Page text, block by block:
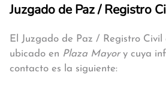
Juzgado de Paz / Registro
El Juzgado de Paz / Registro
ubicado en Plaza Mayory cuya
contacto es la siguiente: